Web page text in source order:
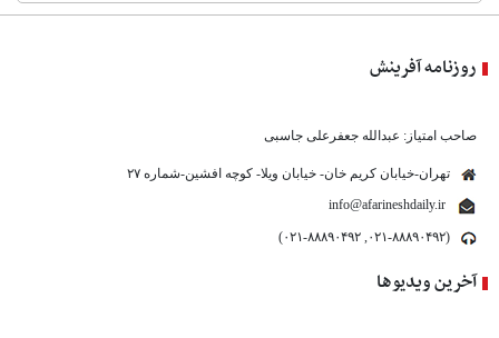
روزنامه آفرینش
صاحب امتیاز: عبدالله جعفرعلی جاسبی
تهران-خیابان کریم خان- خیابان ویلا- کوچه افشین-شماره ۲۷
info@afarineshdaily.ir
(۰۲۱-۸۸۸۹۰۴۹۲, ۰۲۱-۸۸۸۹۰۴۹۲)
آخرین ویدیوها